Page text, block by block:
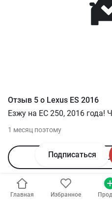
Подписаться
Отзыв 5 о Lexus ES 2016
Езжу на ЕС 250, 2016 года!
1 месяц поэтому
Читать
Предложения о продаже
Главная Избранное